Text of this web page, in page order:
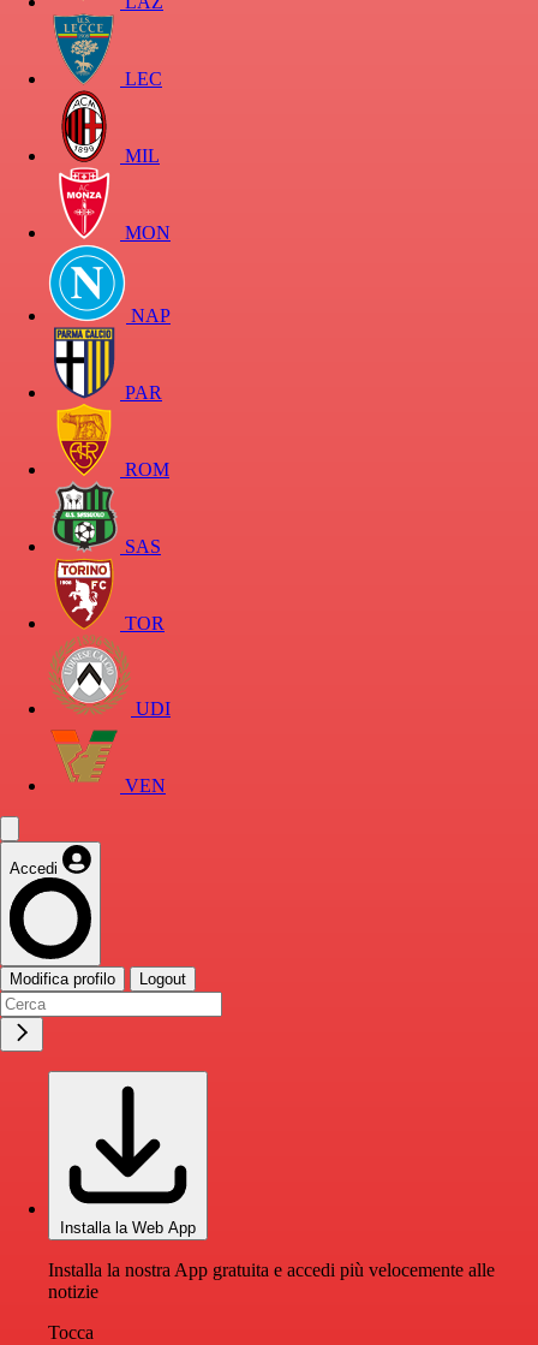
LEC
MIL
MON
NAP
PAR
ROM
SAS
TOR
UDI
VEN
Accedi
Modifica profilo Logout
Installa la Web App
Installa la nostra App gratuita e accedi più velocemente alle
notizie
Tocca